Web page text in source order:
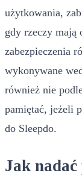
użytkowania,
gdy rzeczy mają
zabezpieczenia
wykonywane
również nie
pamiętać, jeżeli
do Sleepdo.
Jak nadać